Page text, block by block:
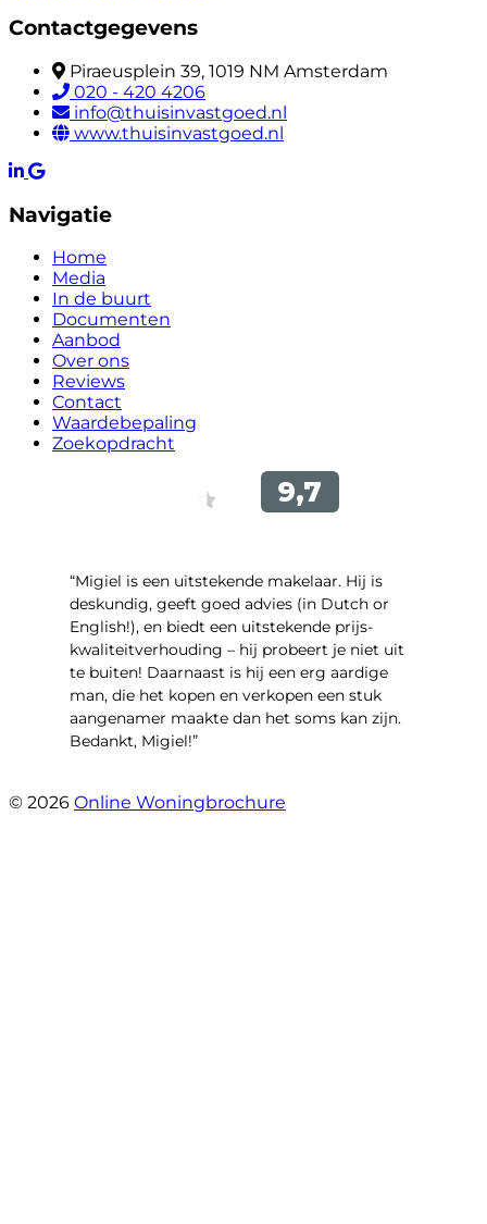
Contactgegevens
Piraeusplein 39, 1019 NM Amsterdam
020 - 420 4206
info@thuisinvastgoed.nl
www.thuisinvastgoed.nl
Navigatie
Home
Media
In de buurt
Documenten
Aanbod
Over ons
Reviews
Contact
Waardebepaling
Zoekopdracht
“Migiel is een uitstekende makelaar. Hij is
deskundig, geeft goed advies (in Dutch or
English!), en biedt een uitstekende prijs-
kwaliteitverhouding – hij probeert je niet uit
te buiten! Daarnaast is hij een erg aardige
man, die het kopen en verkopen een stuk
aangenamer maakte dan het soms kan zijn.
Bedankt, Migiel!”
© 2026 Online Woningbrochure